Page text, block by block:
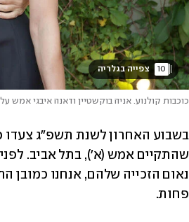
10
כוכבות קולנוע. אניה בוקשטיין ודאנה איבגי אמש
פחות.